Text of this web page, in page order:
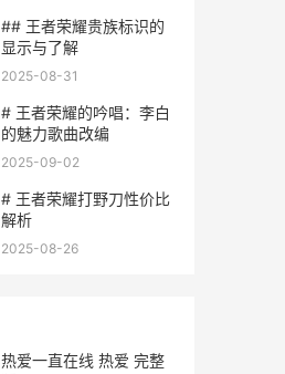
## 王者荣耀贵族标识的
显示与了解
2025-08-31
# 王者荣耀的吟唱：李白
的魅力歌曲改编
2025-09-02
# 王者荣耀打野刀性价比
解析
2025-08-26
热爱一直在线 热爱 完整